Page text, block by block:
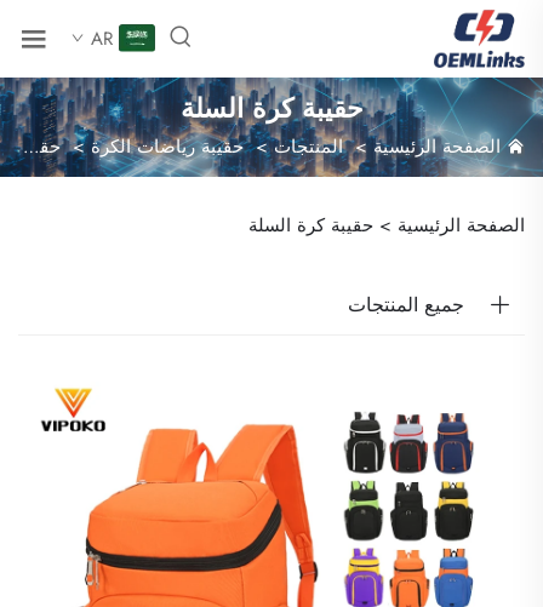
AR
حقيبة كرة السلة
الصفحة الرئيسية>المنتجات>حقيبة رياضات الكرة>حقيبة كرة السلة
الصفحة الرئيسية > حقيبة كرة السلة
جميع المنتجات